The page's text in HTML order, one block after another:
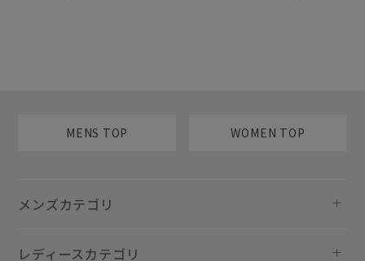
MENS TOP WOMEN TOP
メンズカテゴリ
レディースカテゴリ